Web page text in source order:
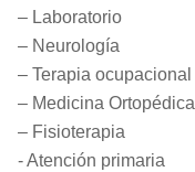
– Laboratorio
– Neurología
– Terapia ocupacional
– Medicina
– Fisioterapia
- Atención primaria